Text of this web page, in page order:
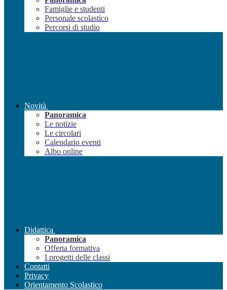
Famiglie e studenti
Personale scolastico
Percorsi di studio
Novità
Panoramica
Le notizie
Le circolari
Calendario eventi
Albo online
Didattica
Panoramica
Offerta formativa
I progetti delle classi
Contatti
Privacy
Orientamento Scolastico